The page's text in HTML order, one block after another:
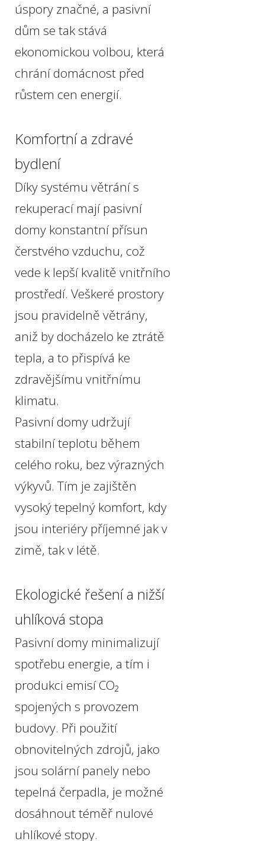
úspory značné, a pasivní
dům se tak stává
ekonomickou volbou, která
chrání domácnost před
růstem cen energií.
Komfortní a zdravé
bydlení
Díky systému větrání s
rekuperací mají pasivní
domy konstantní přísun
čerstvého vzduchu, což
vede k lepší kvalitě vnitřního
prostředí. Veškeré prostory
jsou pravidelně větrány,
aniž by docházelo ke ztrátě
tepla, a to přispívá ke
zdravějšímu vnitřnímu
klimatu.
Pasivní domy udržují
stabilní teplotu během
celého roku, bez výrazných
výkyvů. Tím je zajištěn
vysoký tepelný komfort, kdy
jsou interiéry příjemné jak v
zimě, tak v létě.
Ekologické řešení a nižší
uhlíková stopa
Pasivní domy minimalizují
spotřebu energie, a tím i
produkci emisí CO₂
spojených s provozem
budovy. Při použití
obnovitelných zdrojů, jako
jsou solární panely nebo
tepelná čerpadla, je možné
dosáhnout téměř nulové
uhlíkové stopy.